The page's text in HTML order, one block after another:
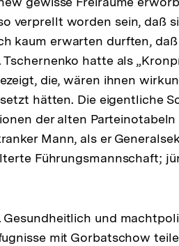
verprellt worden sein, daß
kaum erwarten durften,
hatte als
die, wären ihnen
hätten. Die eigentliche
der alten
Mann, als er
Führungsmannschaft;
und
mit Gorbatschow